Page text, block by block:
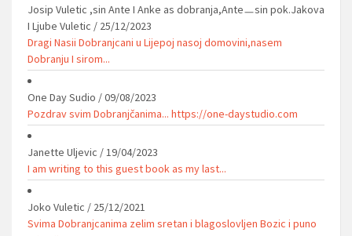
Josip Vuletic ,sin Ante I Anke as dobranja,Anteㅡsin pok.Jakova
I Ljube Vuletic / 25/12/2023
Dragi Nasii Dobranjcani u Lijepoj nasoj domovini,nasem
Dobranju I sirom...
One Day Sudio /09/08/2023
Pozdrav svim Dobranjčanima... https://one-daystudio.com
Janette Uljevic /19/04/2023
I am writing to this guest book as my last...
Joko Vuletic / 25/12/2021
Svima Dobranjcanima zelim sretan i blagoslovljen Bozic i puno